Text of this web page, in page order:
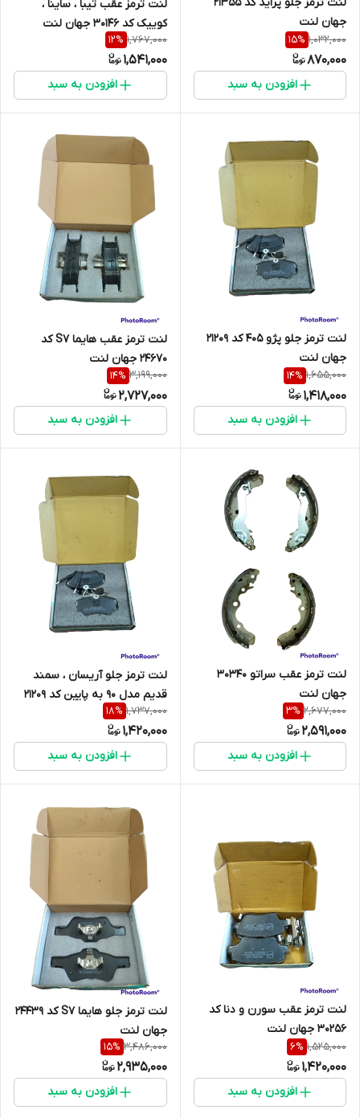
لنت ترمز جلو پراید کد 21355
جهان لنت
1,032,000
15%
870,000
افزودن به سبد
لنت ترمز عقب تیبا ، ساینا ،
کوییک کد 30146 جهان لنت
1,767,000
12%
1,541,000
افزودن به سبد
لنت ترمز جلو پژو 405 کد 21209
جهان لنت
1,655,000
14%
1,418,000
افزودن به سبد
لنت ترمز عقب هایما S7 کد
24670 جهان لنت
3,199,000
14%
2,727,000
افزودن به سبد
لنت ترمز عقب سراتو 30340
جهان لنت
2,677,000
3%
2,591,000
افزودن به سبد
لنت ترمز جلو آریسان ، سمند
قدیم مدل 90 به پایین کد 21209
جهان لنت
1,737,000
18%
1,420,000
افزودن به سبد
لنت ترمز عقب سورن و دنا کد
30256 جهان لنت
1,525,000
6%
1,420,000
افزودن به سبد
لنت ترمز جلو هایما S7 کد 24439
جهان لنت
3,486,000
15%
2,935,000
افزودن به سبد